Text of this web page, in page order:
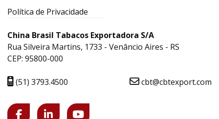
Política de Privacidade
China Brasil Tabacos Exportadora S/A
Rua Silveira Martins, 1733 - Venâncio Aires - RS
CEP: 95800-000
(51) 3793.4500 cbt@cbtexport.com